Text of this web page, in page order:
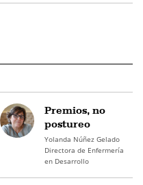
Premios, no
postureo
Yolanda Núñez Gelado
Directora de Enfermería
en Desarrollo